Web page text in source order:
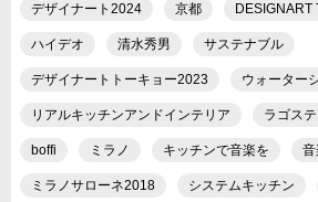
デザイナート2024 京都 DESIGNART
ハイデオ 清水秀男 サステナブル
デザイナートトーキョー2023 ウォーター
リアルキッチンアンドインテリア ラゴス
boffi ミラノ キッチンで音楽を
ミラノサローネ2018 システムキッチン